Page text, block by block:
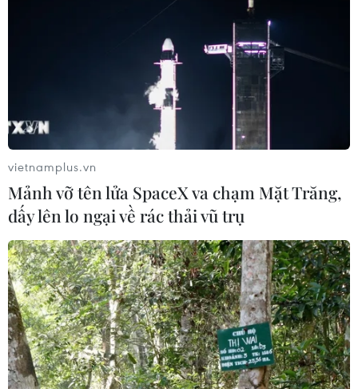
vietnamplus.vn
Mảnh vỡ tên lửa SpaceX va chạm Mặt Trăng,
dấy lên lo ngại về rác thải vũ trụ